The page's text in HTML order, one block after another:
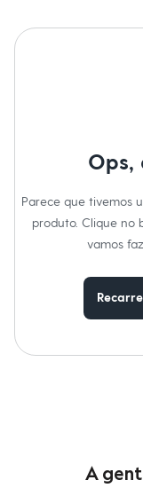
Blusas e Camisetas
Novidades
Roupas
Bermudas
Camisetas e
Casacos e Jaquetas
Acessórios
Bolsas e Mochilas
Ops,
Parece que tivemos
produto. Clique no
vamos
A